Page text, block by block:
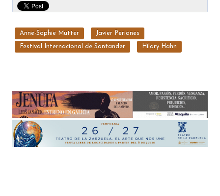
Anne-Sophie Mutter Javier Perianes
Festival Internacional de Santander Hilary Hahn